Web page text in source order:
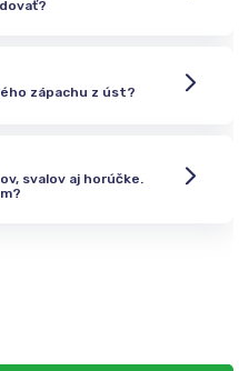
zápachu z úst?
svalov aj horúčke.